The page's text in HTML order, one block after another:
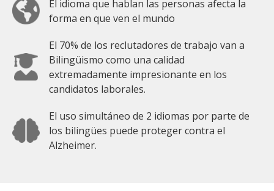
El idioma que hablan las personas afecta la
forma en que ven el mundo
El 70% de los reclutadores de trabajo van a
Bilingüismo como una calidad
extremadamente impresionante en los
candidatos laborales.
El uso simultáneo de 2 idiomas por parte de
los bilingües puede proteger contra el
Alzheimer.